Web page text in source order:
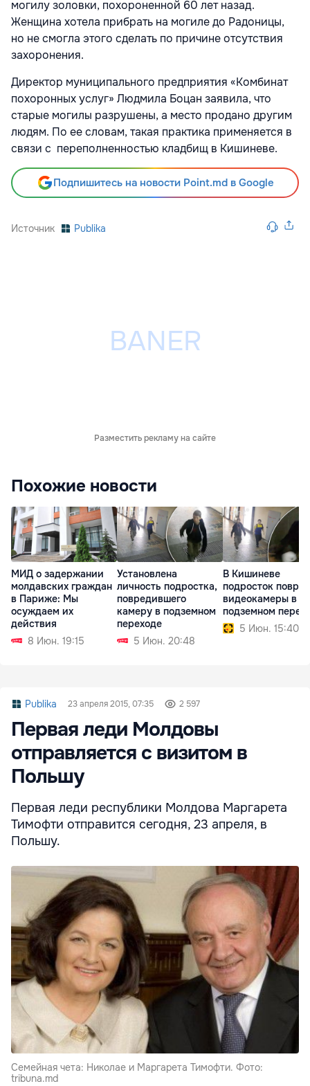
могилу золовки, похороненной 60 лет назад.
Женщина хотела прибрать на могиле до Радоницы,
но не смогла этого сделать по причине отсутствия
захоронения.
Директор муниципального предприятия «Комбинат
похоронных услуг» Людмила Боцан заявила, что
старые могилы разрушены, а место продано другим
людям. По ее словам, такая практика применяется в
связи с переполненностью кладбищ в Кишиневе.
Подпишитесь на новости Point.md в Google
Источник Publika
Разместить рекламу на сайте
Похожие новости
МИД о задержании
молдавских граждан
в Париже: Мы
осуждаем их
действия
8 Июн. 19:15
Установлена
личность подростка,
повредившего
камеру в подземном
переходе
5 Июн. 20:48
В Кишиневе
подросток
видеокамеры в
подземном
5 Июн. 15:40
Publika 23 апреля 2015, 07:35 2 597
Первая леди Молдовы
отправляется с визитом в
Польшу
Первая леди республики Молдова Маргарета
Тимофти отправится сегодня, 23 апреля, в
Польшу.
Семейная чета: Николае и Маргарета Тимофти. Фото:
tribuna.md